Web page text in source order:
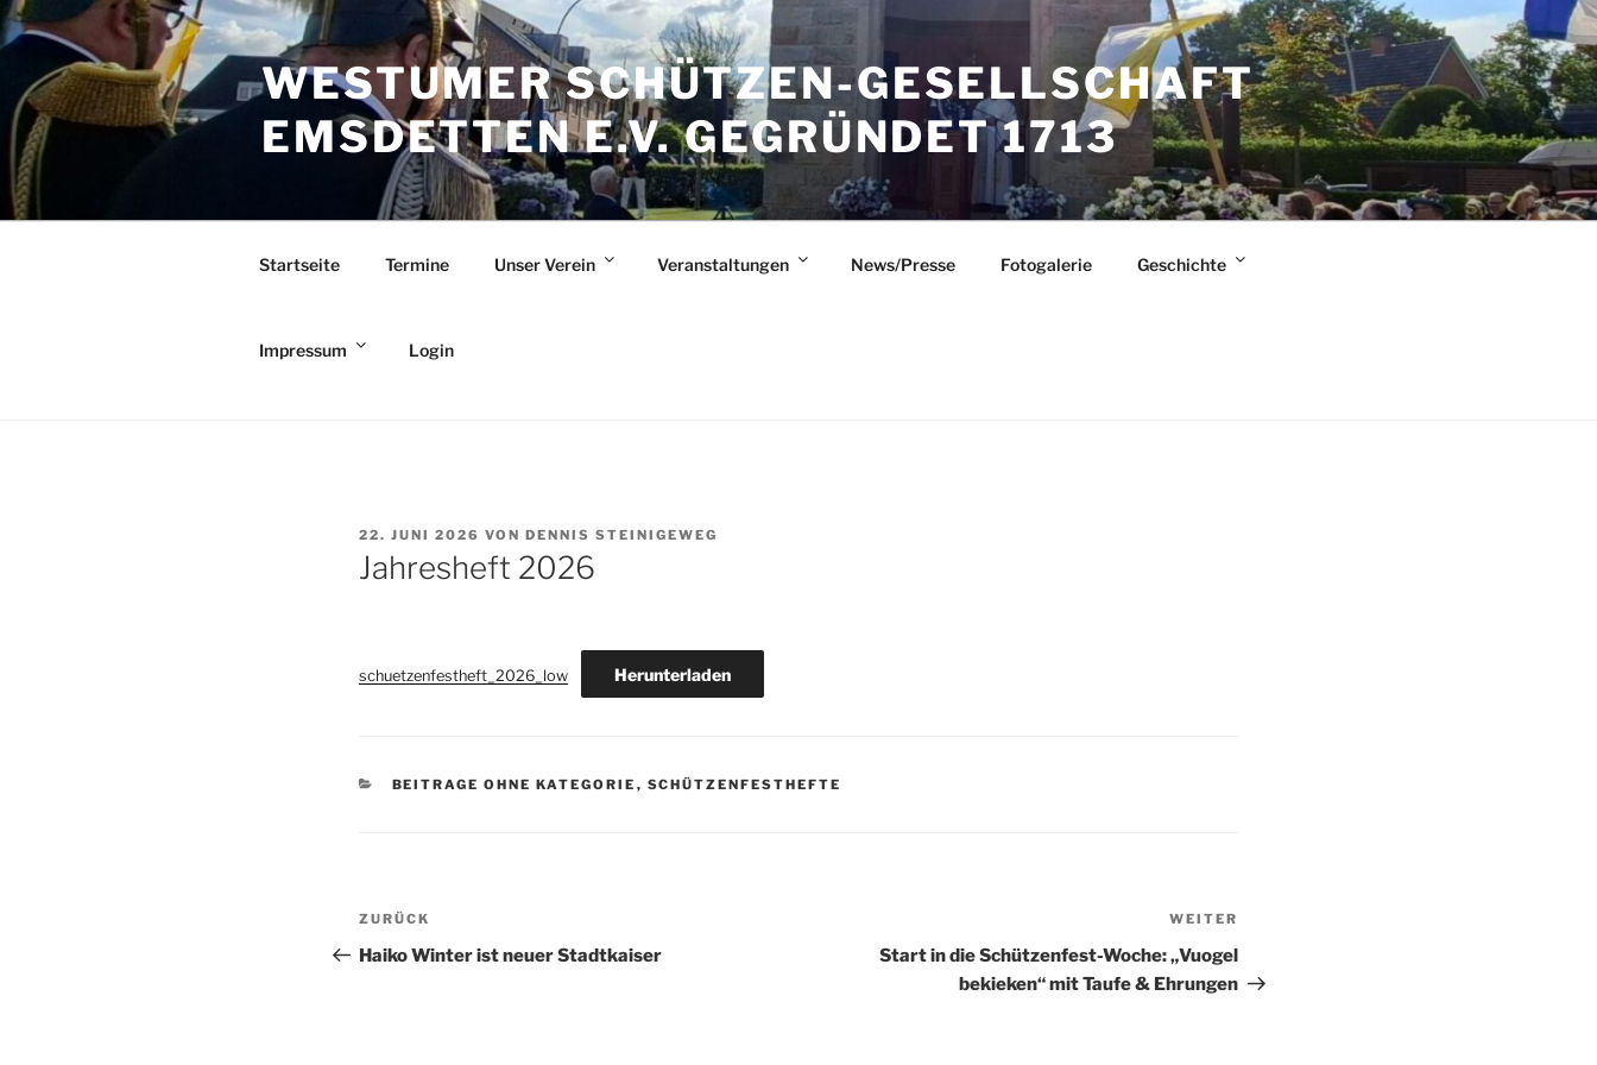
Zum
Inhalt
springen
WESTUMER SCHÜTZEN-GESELLSCHAFT
EMSDETTEN E.V. GEGRÜNDET 1713
Startseite Termine Unser Verein Veranstaltungen News/Presse Fotogalerie Geschichte
Impressum Login
VERÖFFENTLICHT
AM
22. JUNI 2026 VON DENNIS STEINIGEWEG
Jahresheft 2026
schuetzenfestheft_2026_low Herunterladen
KATEGORIEN
BEITRAGE OHNE KATEGORIE , SCHÜTZENFESTHEFTE
Beitragsnavigation
Vorheriger
Beitrag
ZURÜCK
Haiko Winter ist neuer Stadtkaiser
Beitrag
WEITER
Start in die Schützenfest-Woche: „Vuogel
bekieken“ mit Taufe & Ehrungen